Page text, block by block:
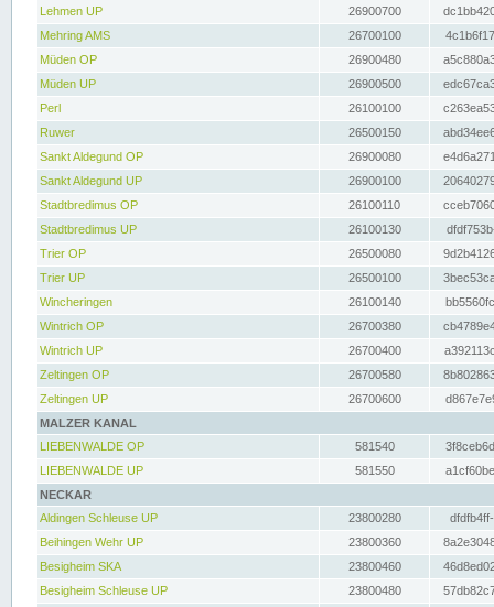
Lehmen UP
26900700
Mehring AMS
26700100
Müden OP
26900480
Müden UP
26900500
Perl
26100100
Ruwer
26500150
Sankt Aldegund OP
26900080
Sankt Aldegund UP
26900100
Stadtbredimus OP
26100110
Stadtbredimus UP
26100130
Trier OP
26500080
Trier UP
26500100
Wincheringen
26100140
Wintrich OP
26700380
Wintrich UP
26700400
Zeltingen OP
26700580
Zeltingen UP
26700600
MALZER KANAL
LIEBENWALDE OP
581540
LIEBENWALDE UP
581550
NECKAR
Aldingen Schleuse UP
23800280
Beihingen Wehr UP
23800360
Besigheim SKA
23800460
Besigheim Schleuse UP
23800480